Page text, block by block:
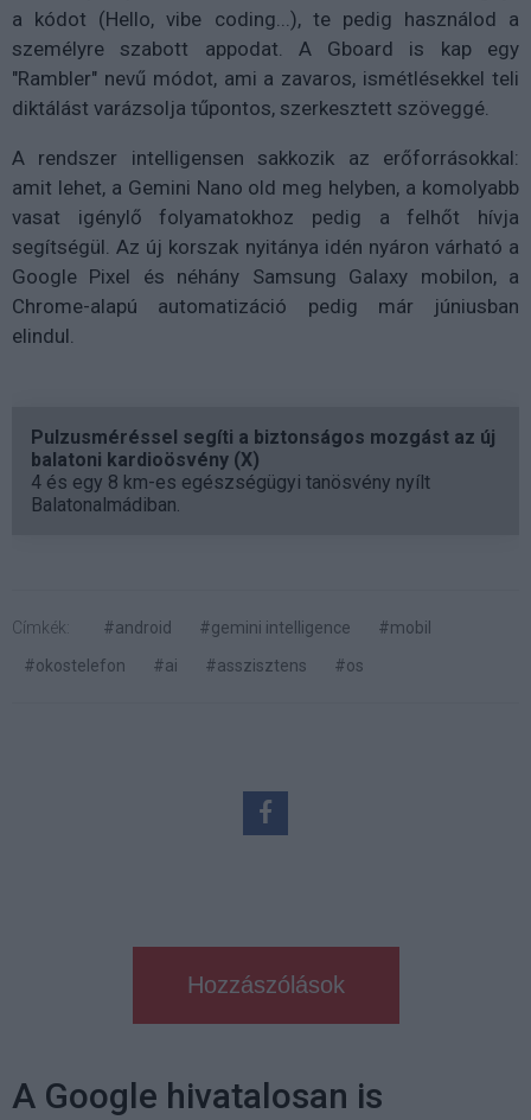
a kódot (Hello, vibe coding...), te pedig használod a
személyre szabott appodat. A Gboard is kap egy
"Rambler" nevű módot, ami a zavaros, ismétlésekkel teli
diktálást varázsolja tűpontos, szerkesztett szöveggé.
A rendszer intelligensen sakkozik az erőforrásokkal:
amit lehet, a Gemini Nano old meg helyben, a komolyabb
vasat igénylő folyamatokhoz pedig a felhőt hívja
segítségül. Az új korszak nyitánya idén nyáron várható a
Google Pixel és néhány Samsung Galaxy mobilon, a
Chrome-alapú automatizáció pedig már júniusban
elindul.
Pulzusméréssel segíti a biztonságos mozgást az új
balatoni kardioösvény (X)
4 és egy 8 km-es egészségügyi tanösvény nyílt
Balatonalmádiban.
Címkék: #android #gemini intelligence
#mobil
#okostelefon
#ai #asszisztens #os
Hozzászólások
A Google hivatalosan is